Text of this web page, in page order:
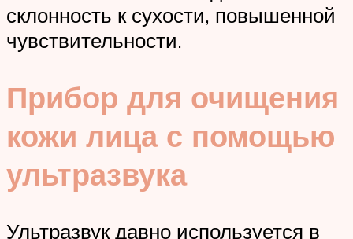
склонность к сухости, повышенной
чувствительности.
Прибор для очищения
кожи лица с помощью
ультразвука
Ультразвук давно используется в